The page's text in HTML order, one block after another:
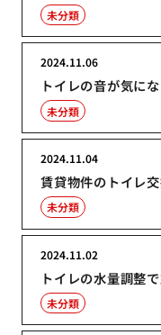
未分類
トイレの音が気に
2024.11.06
未分類
賃貸物件のトイレ
2024.11.04
未分類
トイレの水量調整
2024.11.02
未分類